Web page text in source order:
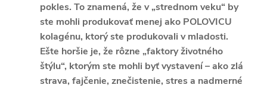
pokles. To znamená, že v „strednom veku“ by
ste mohli produkovať menej ako POLOVICU
kolagénu, ktorý ste produkovali v mladosti.
Ešte horšie je, že rôzne „faktory životného
štýlu“, ktorým ste mohli byť vystavení – ako zlá
strava, fajčenie, znečistenie, stres a nadmerné